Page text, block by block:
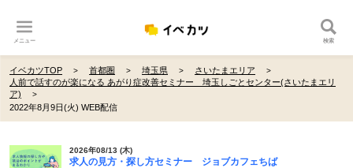
メニュー 検索
イベカツTOP 首都圏 埼玉県
さいたまエリア
人前で話すのが楽になる あがり症改善セミナー 埼玉しごとセンター(さいたまエリ
ア)
2022年8月9日(火) WEB配信
2026年08/13 (木)
求人の見方・探し方セミナー ジョブカフェちば